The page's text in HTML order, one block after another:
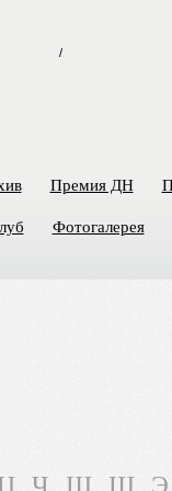
/
Премия ДН
Фотогалерея
Ч Ш Щ Э